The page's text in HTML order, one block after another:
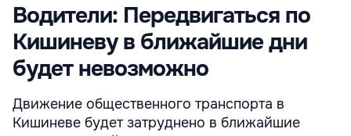
Водители: Передвигаться по
Кишиневу в ближайшие дни
будет невозможно
Движение общественного транспорта в
Кишиневе будет затруднено в ближайшие